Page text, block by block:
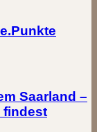
Saarland –
findest